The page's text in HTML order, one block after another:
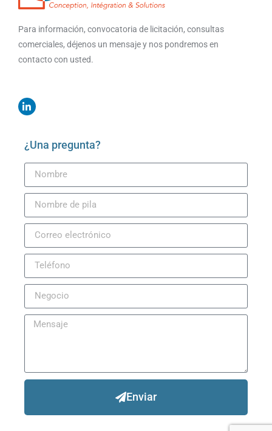
Para información, convocatoria de licitación, consultas
comerciales, déjenos un mensaje y nos pondremos en
contacto con usted.
¿Una pregunta?
Enviar